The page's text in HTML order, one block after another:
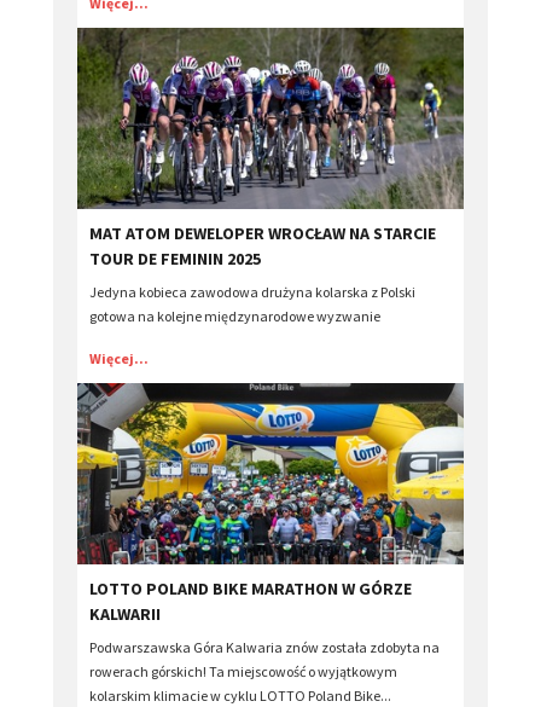
​MAT ATOM DEWELOPER WROCŁAW NA STARCIE
TOUR DE FEMININ 2025
Jedyna kobieca zawodowa drużyna kolarska z Polski
gotowa na kolejne międzynarodowe wyzwanie
Więcej...
​LOTTO POLAND BIKE MARATHON W GÓRZE
KALWARII
Podwarszawska Góra Kalwaria znów została zdobyta na
rowerach górskich! Ta miejscowość o wyjątkowym
kolarskim klimacie w cyklu LOTTO Poland Bike...